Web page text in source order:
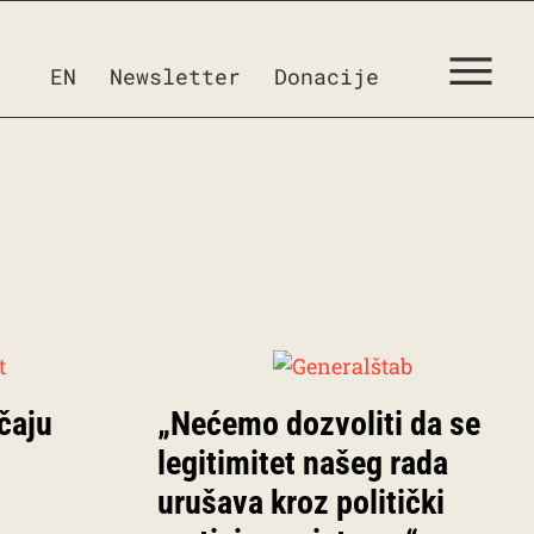
EN Newsletter Donacije
„Nećemo dozvoliti da se
legitimitet našeg rada
urušava kroz politički